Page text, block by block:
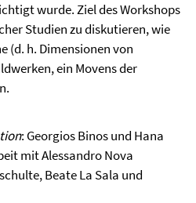
wurde. Ziel des Workshops
Studien zu diskutieren, wie
(d. h. Dimensionen von
ein Movens der
: Georgios Binos und Hana
mit Alessandro Nova
Beate La Sala und